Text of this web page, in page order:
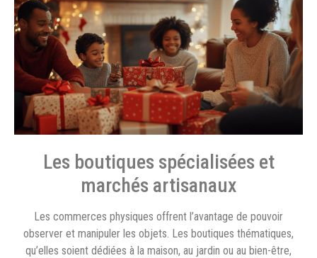
Les boutiques spécialisées et
marchés artisanaux
Les commerces physiques offrent l’avantage de pouvoir
observer et manipuler les objets. Les boutiques thématiques,
qu’elles soient dédiées à la maison, au jardin ou au bien-être,